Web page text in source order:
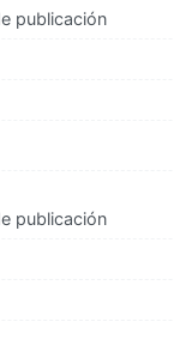
publicación
publicación